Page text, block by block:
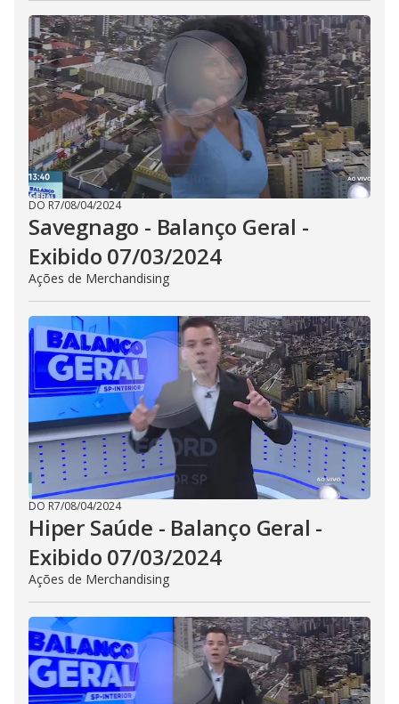
DO R7/08/04/2024
Savegnago - Balanço Geral -
Exibido 07/03/2024
Ações de Merchandising
DO R7/08/04/2024
Hiper Saúde - Balanço Geral -
Exibido 07/03/2024
Ações de Merchandising